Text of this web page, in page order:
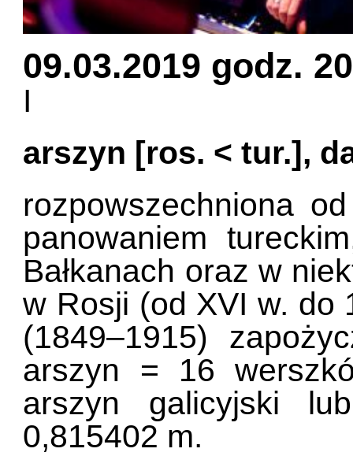
09.03.2019 godz.
I
arszyn [ros. < tur.],
rozpowszechniona
panowaniem
Bałkanach oraz w
w Rosji (od XVI w. do
(1849–1915)
arszyn = 16
arszyn galicyjski
0,815402 m.